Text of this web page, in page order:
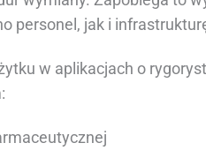
personel, jak i
w aplikacjach o